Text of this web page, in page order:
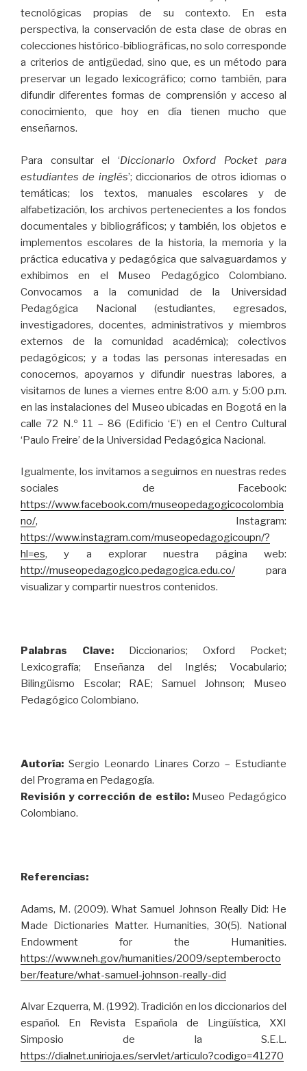
tecnológicas propias de su contexto. En esta
perspectiva, la conservación de esta clase de obras en
colecciones histórico-bibliográficas, no solo corresponde
a criterios de antigüedad, sino que, es un método para
preservar un legado lexicográfico; como también, para
difundir diferentes formas de comprensión y acceso al
conocimiento, que hoy en día tienen mucho que
enseñarnos.
Para consultar el ‘Diccionario Oxford Pocket para
estudiantes de inglés’; diccionarios de otros idiomas o
temáticas; los textos, manuales escolares y de
alfabetización, los archivos pertenecientes a los fondos
documentales y bibliográficos; y también, los objetos e
implementos escolares de la historia, la memoria y la
práctica educativa y pedagógica que salvaguardamos y
exhibimos en el Museo Pedagógico Colombiano.
Convocamos a la comunidad de la Universidad
Pedagógica Nacional (estudiantes, egresados,
investigadores, docentes, administrativos y miembros
externos de la comunidad académica); colectivos
pedagógicos; y a todas las personas interesadas en
conocernos, apoyarnos y difundir nuestras labores, a
visitarnos de lunes a viernes entre 8:00 a.m. y 5:00 p.m.
en las instalaciones del Museo ubicadas en Bogotá en la
calle 72 N.º 11 – 86 (Edificio ‘E’) en el Centro Cultural
‘Paulo Freire’ de la Universidad Pedagógica Nacional.
Igualmente, los invitamos a seguirnos en nuestras redes
sociales de Facebook:
https://www.facebook.com/museopedagogicocolombia
no/, Instagram:
https://www.instagram.com/museopedagogicoupn/?
hl=es, y a explorar nuestra página web:
http://museopedagogico.pedagogica.edu.co/ para
visualizar y compartir nuestros contenidos.
Palabras Clave:
Diccionarios; Oxford Pocket;
Lexicografía; Enseñanza del Inglés; Vocabulario;
Bilingüismo Escolar; RAE; Samuel Johnson; Museo
Pedagógico Colombiano.
Autoría: Sergio Leonardo Linares Corzo – Estudiante
del Programa en Pedagogía.
Revisión y corrección de estilo:Museo Pedagógico
Colombiano.
Referencias:
Adams, M. (2009). What Samuel Johnson Really Did: He
Made Dictionaries Matter. Humanities, 30(5). National
Endowment for the Humanities.
https://www.neh.gov/humanities/2009/septemberocto
ber/feature/what-samuel-johnson-really-did
Alvar Ezquerra, M. (1992). Tradición en los diccionarios del
español. En Revista Española de Lingüística, XXI
Simposio de la S.E.L.
https://dialnet.unirioja.es/servlet/articulo?codigo=41270